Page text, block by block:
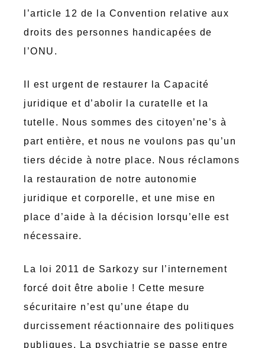
l’article 12 de la Convention relative aux
droits des personnes handicapées de
l’ONU.
Il est urgent de restaurer la Capacité
juridique et d’abolir la curatelle et la
tutelle. Nous sommes des citoyen’ne’s à
part entière, et nous ne voulons pas qu’un
tiers décide à notre place. Nous réclamons
la restauration de notre autonomie
juridique et corporelle, et une mise en
place d’aide à la décision lorsqu’elle est
nécessaire.
La loi 2011 de Sarkozy sur l’internement
forcé doit être abolie ! Cette mesure
sécuritaire n’est qu’une étape du
durcissement réactionnaire des politiques
publiques. La psychiatrie se passe entre